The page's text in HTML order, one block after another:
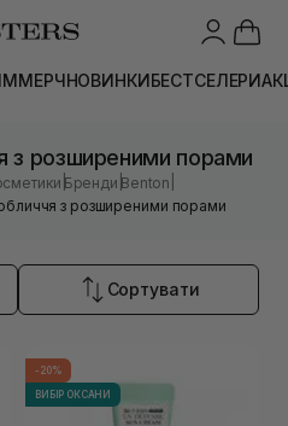
МЕРЧНОВИНКИБЕСТСЕЛЕРИ
з розширеними порами
|Бренди |Benton
з розширеними порами
Сортувати
-20%
ВИБІР ОКСАНИ